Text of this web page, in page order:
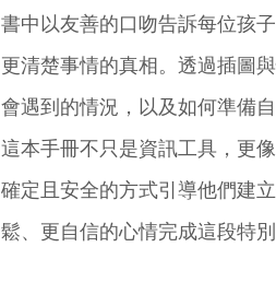
書中以友善的口吻告訴每位孩
更清楚事情的真相。透過插圖
會遇到的情況，以及如何準備
這本手冊不只是資訊工具，更
確定且安全的方式引導他們建
鬆、更自信的心情完成這段特別